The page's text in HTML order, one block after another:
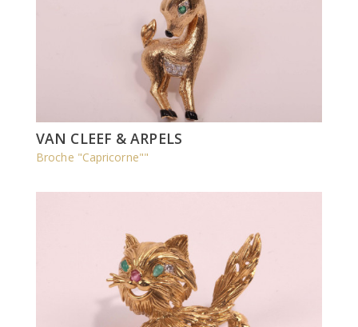
VAN CLEEF & ARPELS
Broche "Capricorne""